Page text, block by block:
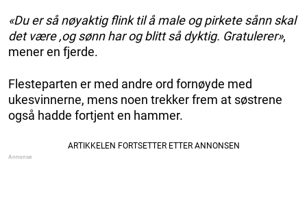
«Du er så nøyaktig flink til å male og pirkete sånn skal
det være ,og sønn har og blitt så dyktig. Gratulerer»,
mener en fjerde.
Flesteparten er med andre ord fornøyde med
ukesvinnerne, mens noen trekker frem at søstrene
også hadde fortjent en hammer.